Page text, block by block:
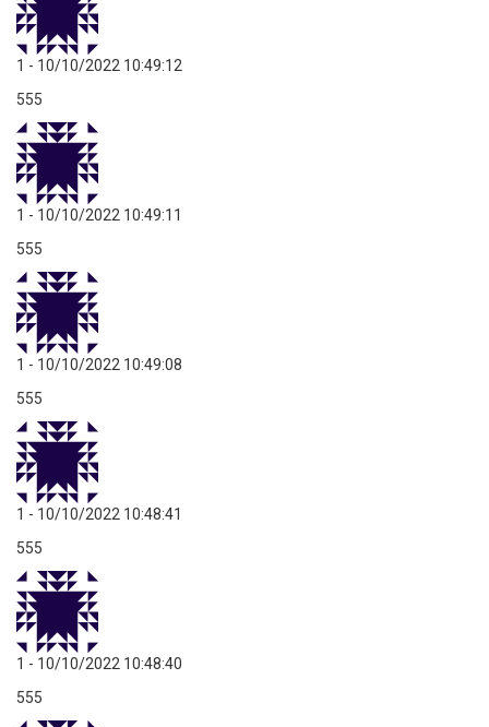
1 - 10/10/2022 10:49:12
555
1 - 10/10/2022 10:49:11
555
1 - 10/10/2022 10:49:08
555
1 - 10/10/2022 10:48:41
555
1 - 10/10/2022 10:48:40
555